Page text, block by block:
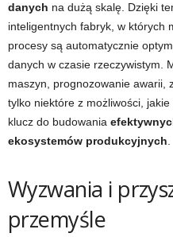
danych na dużą skalę. Dzięki
inteligentnych fabryk, w których
procesy są automatycznie
danych w czasie rzeczywistym.
maszyn, prognozowanie awarii,
tylko niektóre z możliwości,
klucz do budowania
ekosystemów produkcyjnych
Wyzwania i
przemyśle